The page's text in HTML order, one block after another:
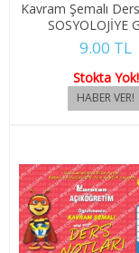
3. SINIF 6.
4. SINIF 7.
4. SINIF 8.
1. SINIF 1.
1. SINIF 2.
Kavram Şemalı
SOSYOLOJİYE
9.00 TL
Stokta Yok!